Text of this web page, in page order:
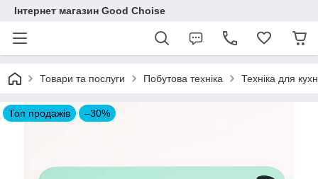
Інтернет магазин Good Choise
Товари та послуги Побутова техніка Техніка для
Топ продажів –30%